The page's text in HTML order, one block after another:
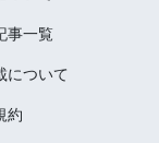
事一覧
について
約